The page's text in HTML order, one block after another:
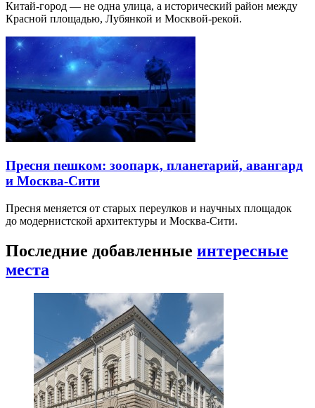
Китай-город — не одна улица, а исторический район между
Красной площадью, Лубянкой и Москвой-рекой.
Пресня пешком: зоопарк, планетарий, авангард
и Москва-Сити
Пресня меняется от старых переулков и научных площадок
до модернистской архитектуры и Москва-Сити.
Последние добавленные интересные
места